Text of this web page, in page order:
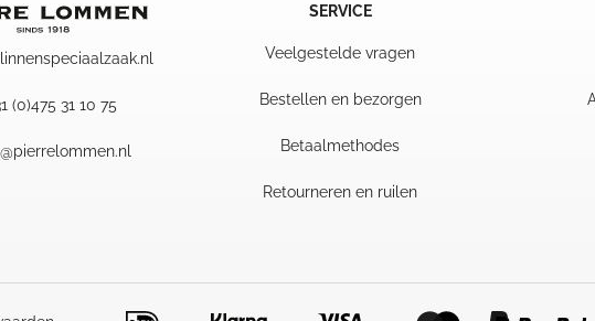
(0)475 31 10 75
SERVICE
Veelgestelde vragen
Bestellen en bezorgen
Betaalmethodes
Retourneren en ruilen